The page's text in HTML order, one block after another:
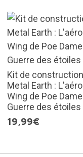
Kit de
Metal Earth :
Wing de Poe
Guerre des étoiles
19,99€